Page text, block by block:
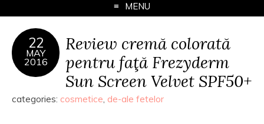
MENU
22
MAY
2016
Review cremă colorată
pentru faţă Frezyderm
Sun Screen Velvet SPF50+
categories: cosmetice, de-ale fetelor